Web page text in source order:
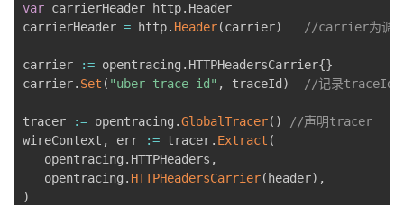
播
活
的
程
认
的
我
藏
支
声
var carrierHeader http. Header
carrierHeader = http. Header(carrier) //carrier为调用
carrier := opentracing . HTTPHeadersCarrier{}
carrier. Set ( "uber-trace-id" , traceId ) //记录traceId
tracer := opentracing .GlobalTracer( )
//声明tracer
wireContext , err := tracer. Extract (
   opentracing
. HTTPHeaders ,
   opentracing
. HTTPHeadersCarrier( header) ,
)